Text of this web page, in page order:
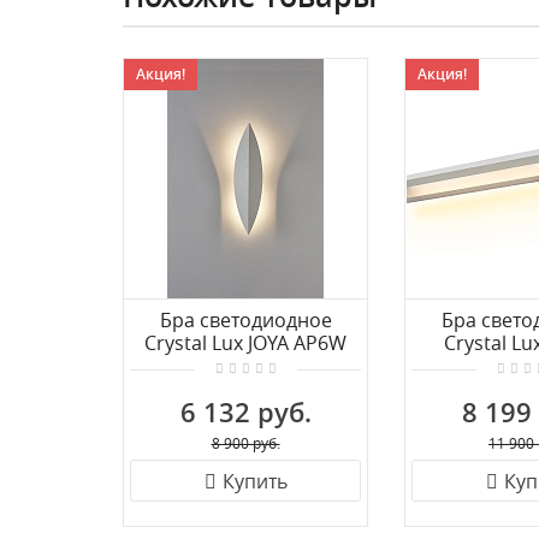
Акция!
Бра светодиодное
Crystal Lux JOYA AP6W
LED WH
6 132 руб.
8 900 руб.
Купить
Акция!
Бра
Crystal
AP20W
8
11 900